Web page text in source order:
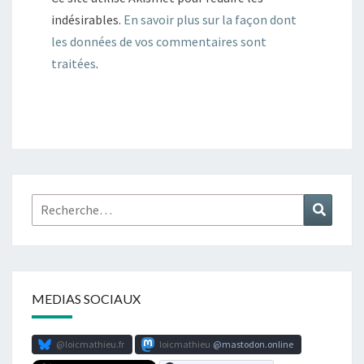
indésirables. En savoir plus sur la façon dont
les données de vos commentaires sont
traitées.
Rechercher :
MEDIAS SOCIAUX
@loicmathieu.fr loicmathieu mastodon.online